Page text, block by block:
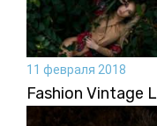
11 февраля 2018
Fashion Vintage